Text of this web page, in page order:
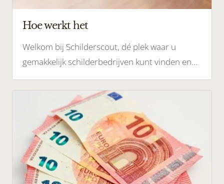
Hoe werkt het
Welkom bij Schilderscout, dé plek waar u
gemakkelijk schilderbedrijven kunt vinden en
schilderwerk.